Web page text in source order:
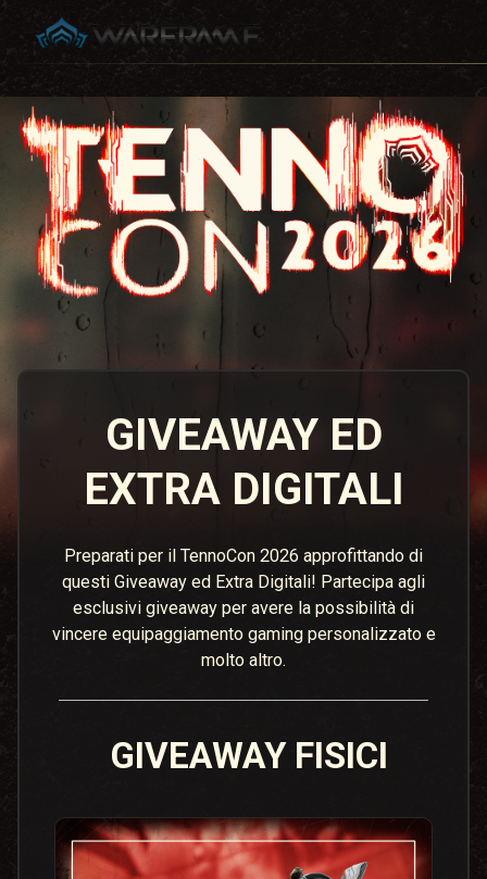
GIVEAWAY ED
EXTRA DIGITALI
Preparati per il TennoCon 2026 approfittando di
questi Giveaway ed Extra Digitali! Partecipa agli
esclusivi giveaway per avere la possibilità di
vincere equipaggiamento gaming personalizzato e
molto altro.
GIVEAWAY FISICI